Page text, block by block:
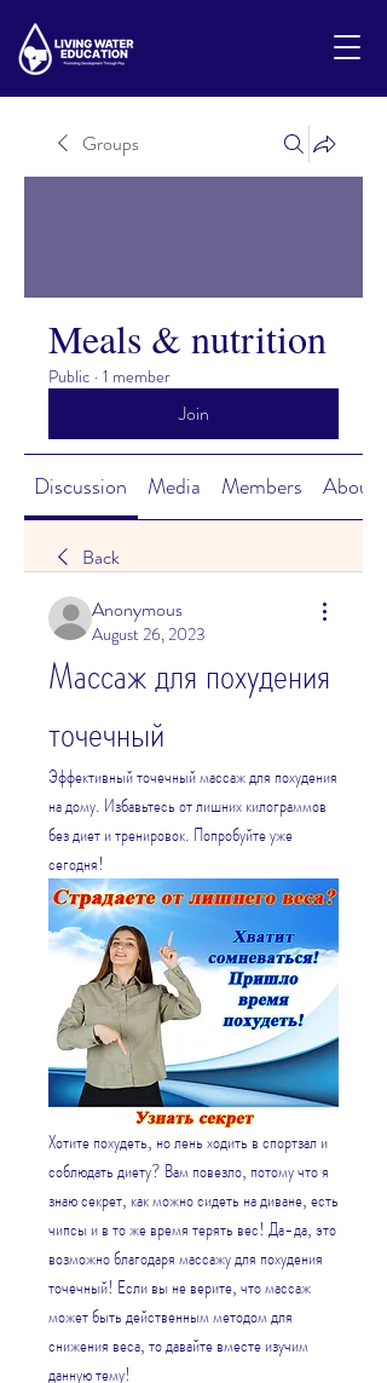
Groups
Meals & nutrition
Public · 1 member
Join
Discussion Media Members About
Back
Anonymous
August 26, 2023
Массаж для похудения
точечный
Эффективный точечный массаж для похудения
на дому. Избавьтесь от лишних килограммов
без диет и тренировок. Попробуйте уже
сегодня!
Хотите похудеть, но лень ходить в спортзал и
соблюдать диету? Вам повезло, потому что я
знаю секрет, как можно сидеть на диване, есть
чипсы и в то же время терять вес! Да-да, это
возможно благодаря массажу для похудения
точечный! Если вы не верите, что массаж
может быть действенным методом для
снижения веса, то давайте вместе изучим
данную тему!